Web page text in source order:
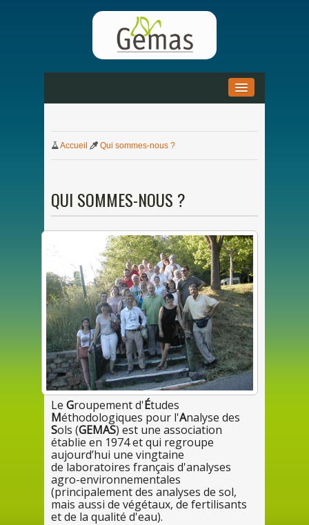
ACTUALITÉS
Accueil Qui sommes-nous ?
QUI SOMMES-NOUS ?
Le Groupement d'Études
Méthodologiques pour l'Analyse des
Sols (GEMAS) est une association
établie en 1974etqui regroupe
aujourd’hui une vingtaine
de laboratoires français d'analyses
agro-environnementales
(principalementdes analyses de sol,
mais aussi de végétaux, de fertilisants
etde la qualité d'eau).